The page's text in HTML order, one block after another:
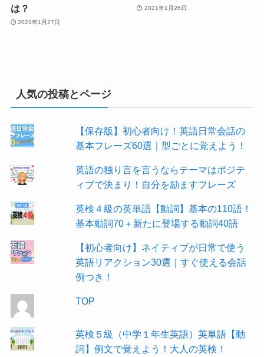
は？
2021年1月27日
2021年1月26日
人気の投稿とページ
【保存版】初心者向け！英語日常会話の
基本フレーズ60選｜型ごとに覚えよう！
英語の独り言を言うならテーマはポジテ
ィブで決まり！自分を励ますフレーズ
英検４級の英単語【動詞】基本の110語！
基本動詞70＋新たに登場する動詞40語
【初心者向け】ネイティブが日常で使う
英語リアクション30選｜すぐ使える会話
例つき！
TOP
英検５級（中学１年生英語）英単語【動
詞】例文で覚えよう！大人の英検！